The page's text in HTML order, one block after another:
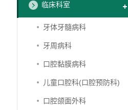
临床科室
牙体牙髓病科
牙周病科
口腔黏膜病科
儿童口腔科(口腔预防科)
口腔颌面外科